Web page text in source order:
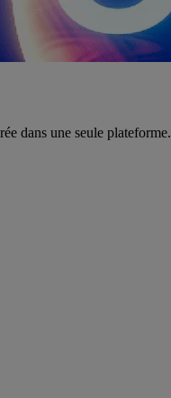
dans une seule plateforme.